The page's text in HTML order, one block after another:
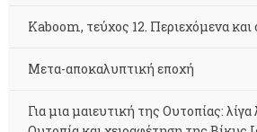
Kaboom, τεύχος 12. Περιεχόμενα
Μετα-αποκαλυπτική εποχή
Για μια μαιευτική της Ουτοπίας: λίγα